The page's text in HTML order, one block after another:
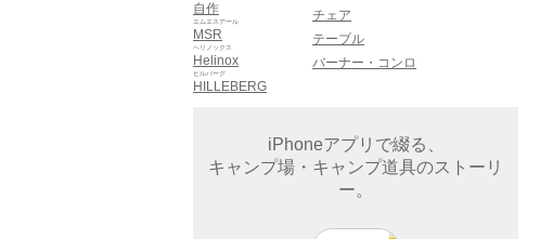
自作
MSR
エムエスアール
Helinox
ヘリノックス
HILLEBERG
ヒルバーグ
チェア
テーブル
バーナー・コンロ
iPhoneアプリで綴る、
キャンプ場・キャンプ道具のストーリ
ー。